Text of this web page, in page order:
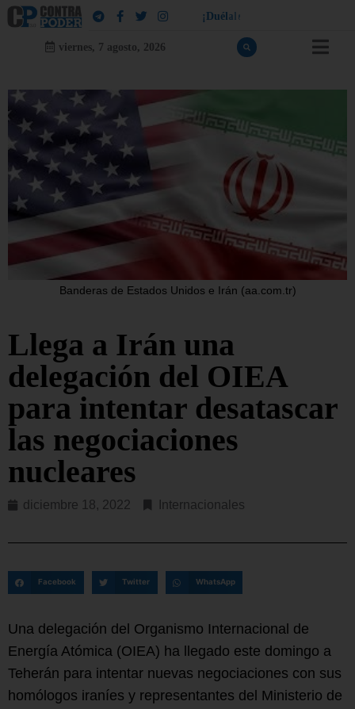
¡ Dué a e
viernes, 7 agosto, 2026
Banderas de Estados Unidos e Irán (aa.com.tr)
Llega a Irán una
delegación del OIEA
para intentar desatascar
las negociaciones
nucleares
diciembre 18, 2022 Internacionales
Facebook Twitter WhatsApp
Una delegación del Organismo Internacional de
Energía Atómica (OIEA) ha llegado este domingo a
Teherán para intentar nuevas negociaciones con sus
homólogos iraníes y representantes del Ministerio de